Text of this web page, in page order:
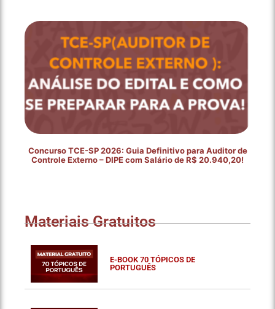
Concurso TCE-SP 2026: Guia Definitivo para Auditor de
Controle Externo – DIPE com Salário de R$ 20.940,20!
Materiais Gratuitos
E-BOOK 70 TÓPICOS DE
PORTUGUÊS